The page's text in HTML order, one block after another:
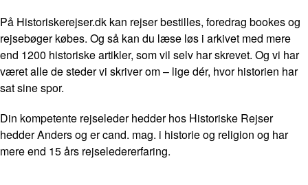
På Historiskerejser.dk kan rejser bestilles, foredrag bookes og
rejsebøger købes. Og så kan du læse løs i arkivet med mere
end 1200 historiske artikler, som vil selv har skrevet. Og vi har
været alle de steder vi skriver om – lige dér, hvor historien har
sat sine spor.
Din kompetente rejseleder hedder hos Historiske Rejser
hedder Anders og er cand. mag. i historie og religion og har
mere end 15 års rejseledererfaring.